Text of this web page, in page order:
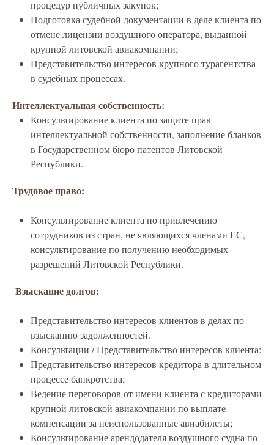
процедур публичных закупок;
Подготовка судебной документации в деле клиента по
отмене лицензии воздушного оператора, выданной
крупной литовской авиакомпании;
Представительство интересов крупного турагентства
в судебных процессах.
Интеллектуальная собственность:
Консультирование клиента по защите прав
интеллектуальной собственности, заполнение бланков
в Государственном бюро патентов Литовской
Республики.
Трудовое право:
Консультирование клиента по привлечению
сотрудников из стран, не являющихся членами ЕС,
консультирование по получению необходимых
разрешений Литовской Республики.
Взыскание долгов:
Представительство интересов клиентов в делах по
взысканию задолженностей.
Консультации / Представительство интересов клиента:
Представительство интересов кредитора в длительном
процессе банкротства;
Ведение переговоров от имени клиента с кредиторами
крупной литовской авиакомпании по выплате
компенсации за неиспользованные авиабилеты;
Консультирование арендодателя воздушного судна по